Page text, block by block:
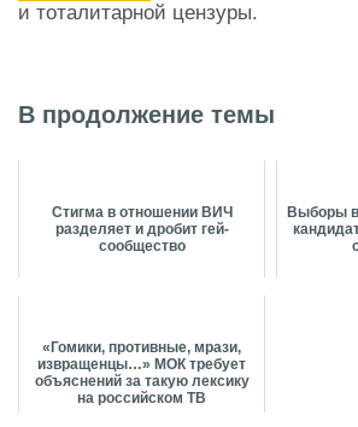
и тоталитарной цензуры.
В продолжение темы
Стигма в отношении ВИЧ
разделяет и дробит гей-
сообщество
Выборы в
«Гомики, противные, мрази,
извращенцы…» МОК требует
объяснений за такую лексику
на российском ТВ